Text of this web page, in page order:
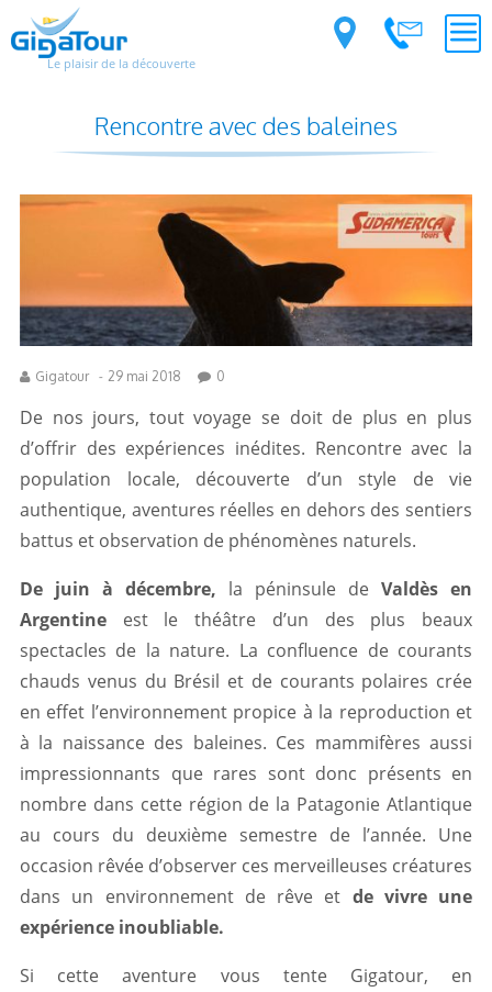
Le plaisir de la découverte
Rencontre avec des baleines
Gigatour - 29 mai 2018 0
De nos jours, tout voyage se doit de plus en plus
d’offrir des expériences inédites. Rencontre avec la
population locale, découverte d’un style de vie
authentique, aventures réelles en dehors des sentiers
battus et observation de phénomènes naturels.
De juin à décembre, la péninsule de Valdès en
Argentine est le théâtre d’un des plus beaux
spectacles de la nature. La confluence de courants
chauds venus du Brésil et de courants polaires crée
en effet l’environnement propice à la reproduction et
à la naissance des baleines. Ces mammifères aussi
impressionnants que rares sont donc présents en
nombre dans cette région de la Patagonie Atlantique
au cours du deuxième semestre de l’année. Une
occasion rêvée d’observer ces merveilleuses créatures
dans un environnement de rêve et de vivre une
expérience inoubliable.
Si cette aventure vous tente Gigatour, en